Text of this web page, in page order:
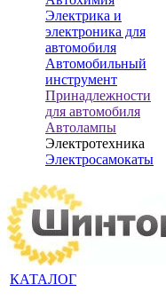
Электрика и
электроника для
автомобиля
Автомобильный
инструмент
Принадлежности
для автомобиля
Автолампы
Электротехника
Электросамокаты
КАТАЛОГ